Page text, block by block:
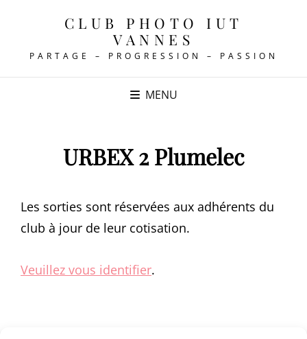
CLUB PHOTO IUT
VANNES
PARTAGE – PROGRESSION – PASSION
MENU
URBEX 2 Plumelec
Les sorties sont réservées aux adhérents du
club à jour de leur cotisation.
Veuillez vous identifier.